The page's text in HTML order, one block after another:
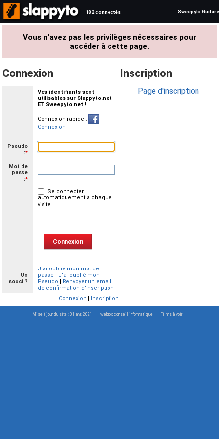
182 connectés Sweepyto Guitare
Vous n'avez pas les privilèges nécessaires pour
accéder à cette page.
Connexion
Vos identifiants sont
utilisables sur Slappyto.net
ET Sweepyto.net !
Connexion rapide :
Connexion
Pseudo
:*
Mot de
passe
:*
Se connecter
automatiquement à chaque
visite
Un
souci ?
J'ai oublié mon mot de
passe | J'ai oublié mon
Pseudo | Renvoyer un email
de confirmation d'inscription
Connexion | Inscription
Inscription
Page d'inscription
Mise à jour du site : 01 avr. 2021 webrox conseil informatique Films à voir